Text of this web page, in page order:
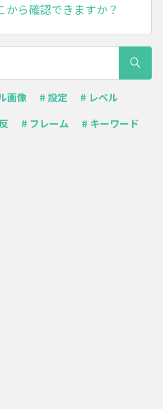
から確認できますか？
画像 # 設定
# レベル
# フレーム
# キーワード